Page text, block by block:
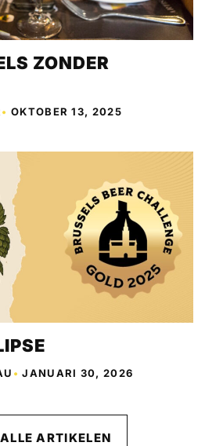
ZONDER
•OKTOBER 13, 2025
•JANUARI 30, 2026
ARTIKELEN